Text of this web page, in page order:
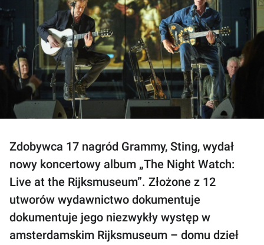
Zdobywca 17 nagród Grammy, Sting, wydał
nowy koncertowy album „The Night Watch:
Live at the Rijksmuseum”. Złożone z 12
utworów wydawnictwo dokumentuje
dokumentuje jego niezwykły występ w
amsterdamskim Rijksmuseum – domu dzieł